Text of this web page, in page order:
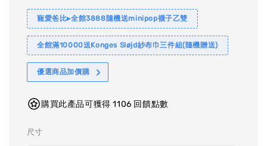
寵愛爸比▸全館3888隨機送minipop襪子乙雙
全館滿10000送Konges Sløjd紗布巾三件組(隨機贈送)
優選商品加價購
購買此產品可獲得 1106 回饋點數
尺寸